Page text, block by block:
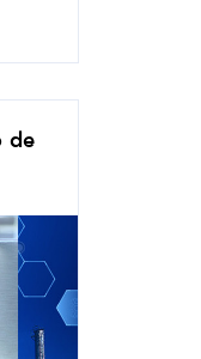
de